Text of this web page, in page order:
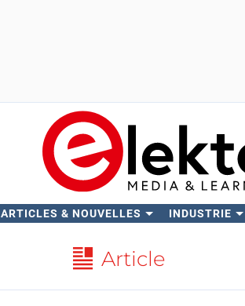
ARTICLES & NOUVELLES INDUSTRIE
Article